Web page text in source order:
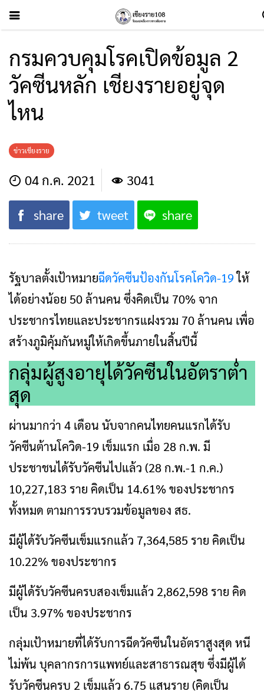
กรมควบคุมโรคเปิดข้อมูล 2
วัคซีนหลัก เชียงรายอยู่จุด
ไหน
ข่าวเชียงราย
04 ก.ค. 2021 3041
share tweet share
รัฐบาลตั้งเป้าหมายฉีดวัคซีนป้องกันโรคโควิด-19ให้
ได้อย่างน้อย 50 ล้านคน ซึ่งคิดเป็น 70% จาก
ประชากรไทยและประชากรแฝงรวม 70 ล้านคน เพื่อ
สร้างภูมิคุ้มกันหมู่ให้เกิดขึ้นภายในสิ้นปีนี้
กลุ่มผู้สูงอายุได้วัคซีนในอัตราต่ำ
สุด
ผ่านมากว่า 4 เดือน นับจากคนไทยคนแรกได้รับ
วัคซีนต้านโควิด-19 เข็มแรก เมื่อ 28 ก.พ. มี
ประชาชนได้รับวัคซีนไปแล้ว (28 ก.พ.-1 ก.ค.)
10,227,183 ราย คิดเป็น 14.61% ของประชากร
ทั้งหมด ตามการรวบรวมข้อมูลของ สธ.
มีผู้ได้รับวัคซีนเข็มแรกแล้ว 7,364,585 ราย คิดเป็น
10.22% ของประชากร
มีผู้ได้รับวัคซีนครบสองเข็มแล้ว 2,862,598 ราย คิด
เป็น 3.97% ของประชากร
กลุ่มเป้าหมายที่ได้รับการฉีดวัคซีนในอัตราสูงสุด หนี
ไม่พ้น บุคลากรการแพทย์และสาธารณสุข ซึ่งมีผู้ได้
รับวัคซีนครบ 2 เข็มแล้ว 6.75 แสนราย (คิดเป็น